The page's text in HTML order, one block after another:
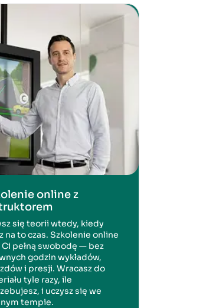
online z
się teorii wtedy, kiedy
na to czas. Szkolenie online
pełną swobodę — bez
godzin wykładów,
i presji. Wracasz do
tyle razy, ile
i uczysz się we
tempie.